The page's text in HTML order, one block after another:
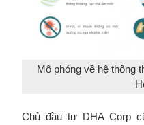
Mô phỏng về hệ thống
Chủ đầu tư DHA Corp